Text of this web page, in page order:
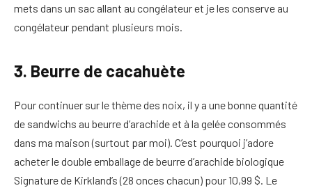
mets dans un sac allant au congélateur et je les conserve au
congélateur pendant plusieurs mois.
3. Beurre de cacahuète
Pour continuer sur le thème des noix, il y a une bonne quantité
de sandwichs au beurre d’arachide et à la gelée consommés
dans ma maison (surtout par moi). C’est pourquoi j’adore
acheter le double emballage de beurre d’arachide biologique
Signature de Kirkland’s (28 onces chacun) pour 10,99 $. Le